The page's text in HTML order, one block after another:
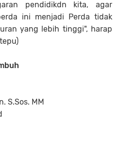
pendidikdn kita, agar
ini menjadi Perda tidak
yang lebih tinggi", harap
S.Sos. MM